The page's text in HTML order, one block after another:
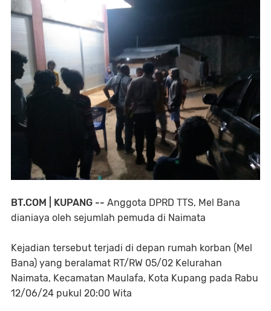
BT.COM | KUPANG -- Anggota DPRD TTS, Mel Bana
dianiaya oleh sejumlah pemuda di Naimata
Kejadian tersebut terjadi di depan rumah korban (Mel
Bana) yang beralamat RT/RW 05/02 Kelurahan
Naimata, Kecamatan Maulafa, Kota Kupang pada Rabu
12/06/24 pukul 20:00 Wita